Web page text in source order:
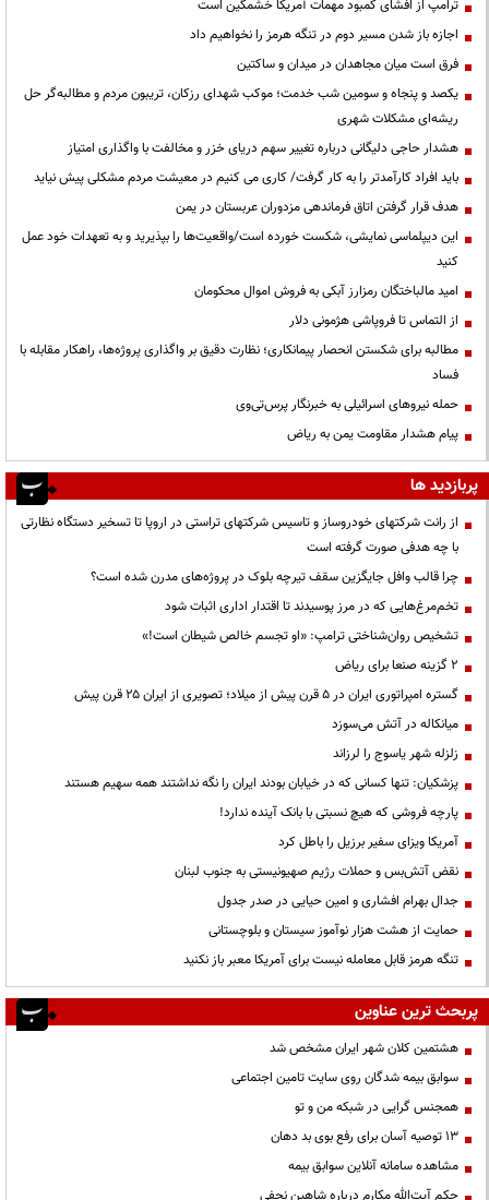
ترامپ از افشای کمبود مهمات آمریکا خشمگین است
اجازه باز شدن مسیر دوم در تنگه هرمز را نخواهیم داد
فرق است میان مجاهدان در میدان و ساکتین
یکصد و پنجاه و سومین شب خدمت؛ موکب شهدای رزکان، تریبون مردم و مطالبه‌گر حل
ریشه‌ای مشکلات شهری
هشدار حاجی دلیگانی درباره تغییر سهم دریای خزر و مخالفت با واگذاری امتیاز
باید افراد کارآمدتر را به کار گرفت/ کاری می کنیم در معیشت مردم مشکلی پیش نیاید
هدف قرار گرفتن اتاق‌ فرماندهی مزدوران عربستان در یمن
این دیپلماسی نمایشی، شکست خورده است/واقعیت‌ها را بپذیرید و به تعهدات خود عمل
کنید
امید مالباختگان رمزارز آبکی به فروش اموال محکومان
از التماس تا فروپاشی هژمونی دلار
مطالبه برای شکستن انحصار پیمانکاری؛ نظارت دقیق بر واگذاری پروژه‌ها، راهکار مقابله با
فساد
حمله نیروهای اسرائیلی به خبرنگار پرس‌تی‌وی
پیام هشدار مقاومت یمن به ریاض
پربازدید ها
از رانت‌ شرکتهای خودروساز و تاسیس شرکتهای تراستی در اروپا تا تسخیر دستگاه نظارتی
با چه هدفی صورت گرفته است
چرا قالب وافل جایگزین سقف تیرچه بلوک در پروژه‌های مدرن شده است؟
تخم‌مرغ‌هایی که در مرز پوسیدند تا اقتدار اداری اثبات شود
تشخیص روان‌شناختی ترامپ: «او تجسم خالص شیطان است!»
۲ گزینه صنعا برای ریاض
گستره امپراتوری ایران در ۵ قرن پیش از میلاد؛ تصویری از ایران ۲۵ قرن پیش
میانکاله در آتش می‌سوزد
زلزله شهر یاسوج را لرزاند
پزشکیان: تنها کسانی که در خیابان بودند ایران را نگه نداشتند همه سهیم هستند
پارچه فروشی که هیچ نسبتی با بانک آینده ندارد!
آمریکا ویزای سفیر برزیل را باطل کرد
نقض آتش‌بس و حملات رژیم صهیونیستی به جنوب لبنان
جدال بهرام افشاری و امین حیایی در صدر جدول
حمایت از هشت هزار نوآموز سیستان و بلوچستانی
تنگه هرمز قابل معامله نیست برای آمریکا معبر باز نکنید
پربحث ترین عناوین
هشتمین کلان شهر ایران مشخص شد
سوابق بیمه شدگان روی سایت تامین اجتماعی
همجنس گرایی در شبکه من و تو
13 توصیه آسان برای رفع بوی بد دهان
مشاهده سامانه آنلاين سوابق بیمه
حكم آيت‌الله مكارم درباره شاهين نجفي